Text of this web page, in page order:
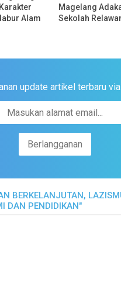
Alam
Magelang
Sekolah
update artikel terbaru
BERKELANJUTAN,
DAN PENDIDIKAN"